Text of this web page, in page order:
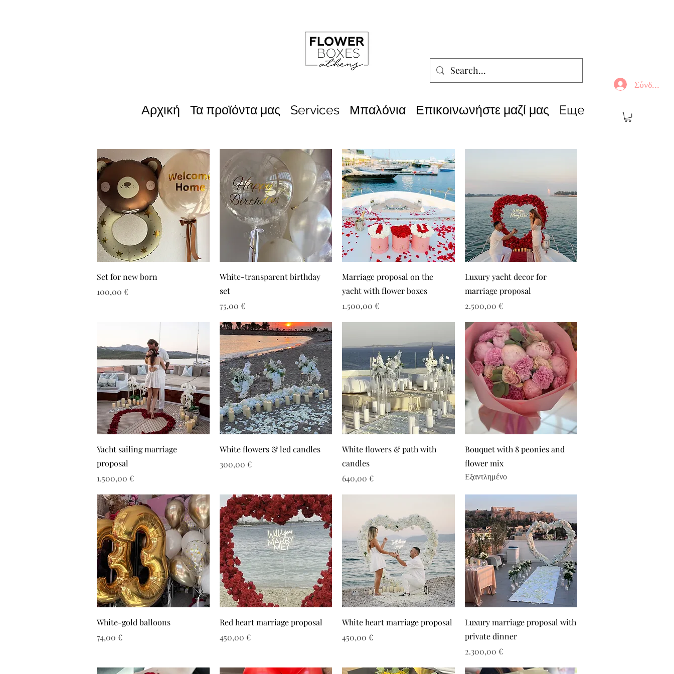
Σύνδεση
Αρχική Τα προϊόντα μας Services Μπαλόνια Επικοινωνήστε μαζί μας Еще
Set for new born
Τιμή
100,00 €
White-transparent birthday
set
Τιμή
75,00 €
Marriage proposal on the
yacht with flower boxes
Τιμή
1.500,00 €
Luxury yacht decor for
marriage proposal
Τιμή
2.500,00 €
Yacht sailing marriage
proposal
Τιμή
1.500,00 €
White flowers & led candles
Τιμή
300,00 €
White flowers & path with
candles
Τιμή
640,00 €
Bouquet with 8 peonies and
flower mix
Εξαντλημένο
White-gold balloons
Τιμή
74,00 €
Red heart marriage proposal
Τιμή
450,00 €
White heart marriage proposal
Τιμή
450,00 €
Luxury marriage proposal with
private dinner
Τιμή
2.300,00 €